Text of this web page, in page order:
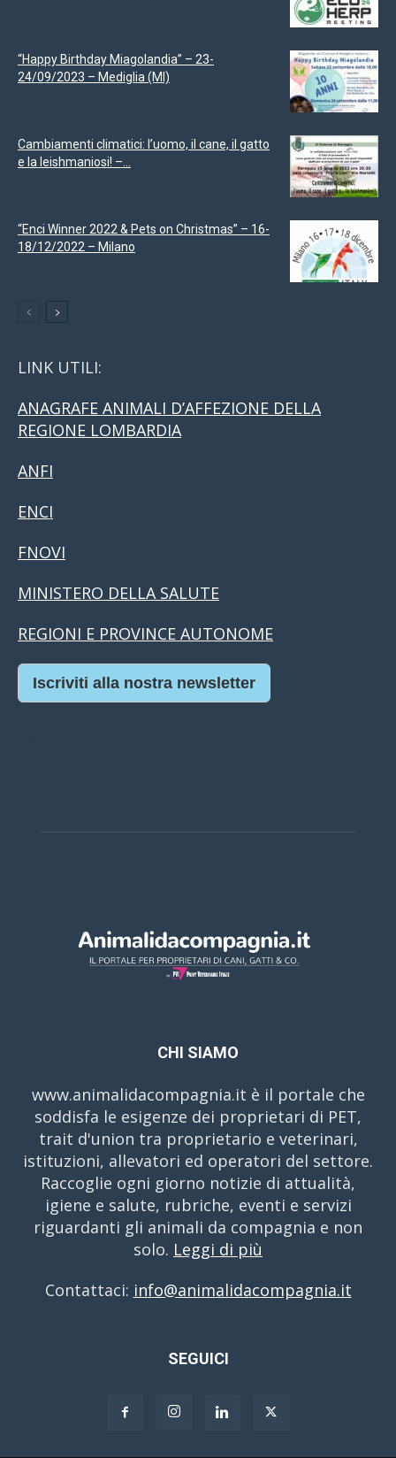
“Happy Birthday Miagolandia” – 23-
24/09/2023 – Mediglia (MI)
Cambiamenti climatici: l’uomo, il cane, il gatto
e la leishmaniosi! –...
“Enci Winner 2022 & Pets on Christmas” – 16-
18/12/2022 – Milano
LINK UTILI:
ANAGRAFE ANIMALI D’AFFEZIONE DELLA
REGIONE LOMBARDIA
ANFI
ENCI
FNOVI
MINISTERO DELLA SALUTE
REGIONI E PROVINCE AUTONOME
Iscriviti alla nostra newsletter
CHI SIAMO
www.animalidacompagnia.it è il portale che
soddisfa le esigenze dei proprietari di PET,
trait d'union tra proprietario e veterinari,
istituzioni, allevatori ed operatori del settore.
Raccoglie ogni giorno notizie di attualità,
igiene e salute, rubriche, eventi e servizi
riguardanti gli animali da compagnia e non
solo. Leggi di più
Contattaci: info@animalidacompagnia.it
SEGUICI